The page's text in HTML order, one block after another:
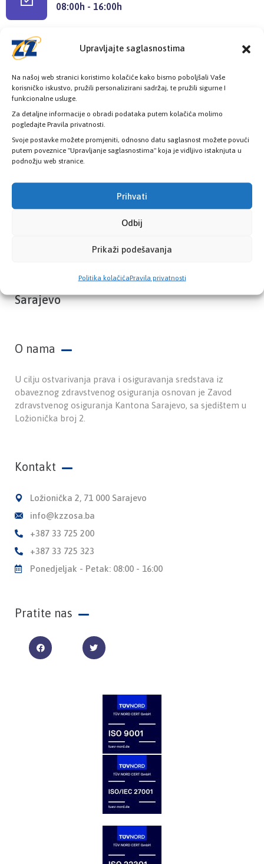
Upravljajte saglasnostima
Na našoj web stranici koristimo kolačiće kako bismo poboljšali Vaše
korisničko iskustvo, pružili personalizirani sadržaj, te pružili sigurne I
funkcionalne usluge.
Za detaljne informacije o obradi podataka putem kolačića molimo
pogledajte Pravila privatnosti.
Svoje postavke možete promjeniti, odnosno datu saglasnost možete povući
putem poveznice "Upravljanje saglasnostima" koja je vidljivo istaknjuta u
podnožju web stranice.
Prihvati
Odbij
Prikaži podešavanja
Politika kolačićaPravila privatnosti
08:00h - 16:00h
Provjerite status vaše elektronske
zdravstvene kartice
PROVJERITE STATUS
Zavod zdravstvenog osiguranja Kantona
Sarajevo
O nama
U cilju ostvarivanja prava i osiguravanja sredstava iz
obaveznog zdravstvenog osiguranja osnovan je Zavod
zdravstvenog osiguranja Kantona Sarajevo, sa sjedištem u
Ložionička broj 2.
Kontakt
Ložionička 2, 71 000 Sarajevo
info@kzzosa.ba
+387 33 725 200
+387 33 725 323
Ponedjeljak - Petak: 08:00 - 16:00
Pratite nas